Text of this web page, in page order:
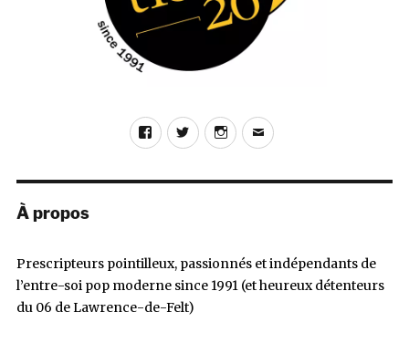
FacebookTwitterInstagram
E-
À propos
Prescripteurs pointilleux, passionnés et indépendants de
l’entre-soi pop moderne since 1991 (et heureux détenteurs
du 06 de Lawrence-de-Felt)